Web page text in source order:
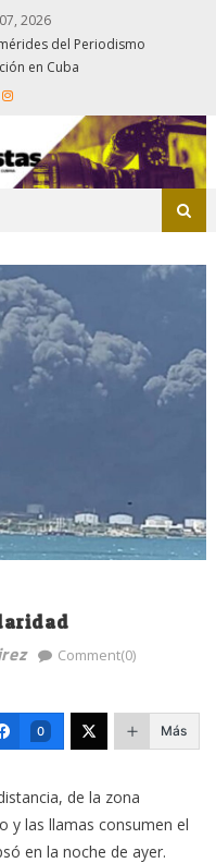
2026
del Periodismo
en Cuba
Comment(0)
0 Más
de la zona
y las llamas consumen el
en la noche de ayer.